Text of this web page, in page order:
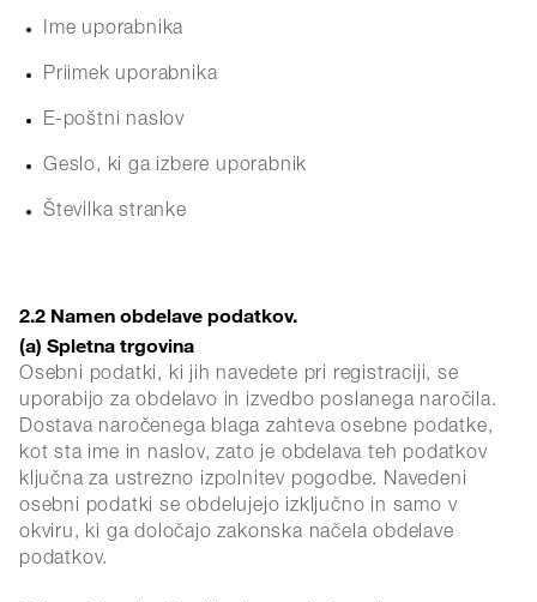
Ime uporabnika
Priimek uporabnika
E-poštni naslov
Geslo, ki ga izbere uporabnik
Številka stranke
2.2 Namen obdelave podatkov.
(a) Spletna trgovina
Osebni podatki, ki jih navedete pri registraciji, se
uporabijo za obdelavo in izvedbo poslanega naročila.
Dostava naročenega blaga zahteva osebne podatke,
kot sta ime in naslov, zato je obdelava teh podatkov
ključna za ustrezno izpolnitev pogodbe. Navedeni
osebni podatki se obdelujejo izključno in samo v
okviru, ki ga določajo zakonska načela obdelave
podatkov.